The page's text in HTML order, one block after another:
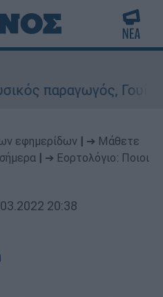
Γουίλιαμ
εφημερίδων
➔ Μάθετε
➔ Εορτολόγιο: Ποιοι
20:38